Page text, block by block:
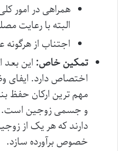
همراهی در امور
البته با رعایت
اجتناب از
تمکین خاص: این بعد
اختصاص دارد. ایفای
مهم ترین ارکان حفظ
و جسمی زوجین است.
دارند که هر یک از
خصوص برآورده سازد.